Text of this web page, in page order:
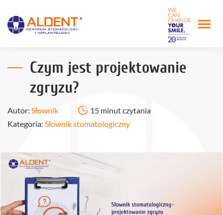
Czym jest projektowanie
zgryzu?
Autor: Słownik
15 minut czytania
Kategoria: Słownik stomatologiczny